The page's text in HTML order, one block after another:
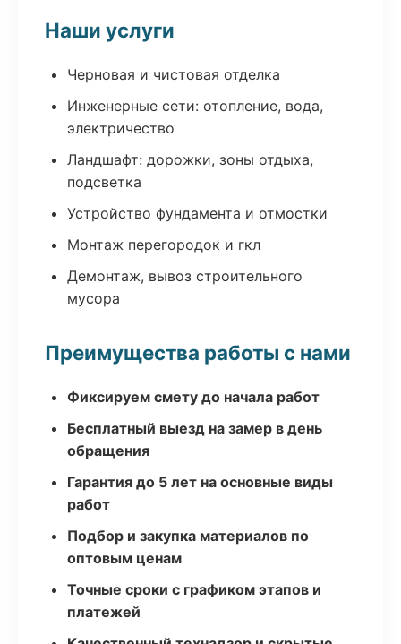
Наши услуги
Черновая и чистовая отделка
Инженерные сети: отопление, вода,
электричество
Ландшафт: дорожки, зоны отдыха,
подсветка
Устройство фундамента и отмостки
Монтаж перегородок и гкл
Демонтаж, вывоз строительного
мусора
Преимущества работы с нами
Фиксируем смету до начала работ
Бесплатный выезд на замер в день
обращения
Гарантия до 5 лет на основные виды
работ
Подбор и закупка материалов по
оптовым ценам
Точные сроки с графиком этапов и
платежей